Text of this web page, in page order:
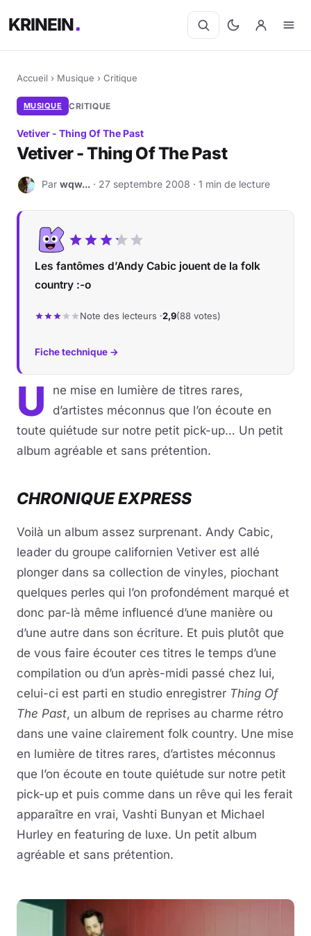
KRINEIN
Accueil › Musique › Critique
MUSIQUE CRITIQUE
Vetiver - Thing Of The Past
Vetiver - Thing Of The Past
W Par wqw... · 27 septembre 2008 · 1 min de lecture
Les fantômes d’Andy Cabic jouent de la folk
country :-o
Note des lecteurs ·2,9(88 votes)
Fiche technique →
U
ne mise en lumière de titres rares,
d’artistes méconnus que l’on écoute en
toute quiétude sur notre petit pick-up… Un petit
album agréable et sans prétention.
CHRONIQUE EXPRESS
Voilà un album assez surprenant. Andy Cabic,
leader du groupe californien Vetiver est allé
plonger dans sa collection de vinyles, piochant
quelques perles qui l’on profondément marqué et
donc par-là même influencé d’une manière ou
d’une autre dans son écriture. Et puis plutôt que
de vous faire écouter ces titres le temps d’une
compilation ou d’un après-midi passé chez lui,
celui-ci est parti en studio enregistrer Thing Of
The Past, un album de reprises au charme rétro
dans une vaine clairement folk country. Une mise
en lumière de titres rares, d’artistes méconnus
que l’on écoute en toute quiétude sur notre petit
pick-up et puis comme dans un rêve qui les ferait
apparaître en vrai, Vashti Bunyan et Michael
Hurley en featuring de luxe. Un petit album
agréable et sans prétention.